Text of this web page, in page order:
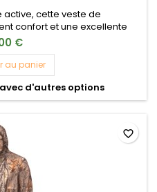
cette veste de
confort et une excellente
€
au panier
d'autres options
favorite_border